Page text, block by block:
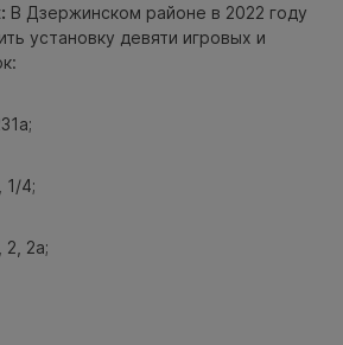
В Дзержинском районе в 2022 году
установку девяти игровых и
1/4;
2а;